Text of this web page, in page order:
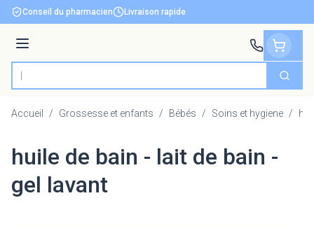
Aller au contenu
Conseil du pharmacien Livraison rapide
Menu
Rechercher
Accueil / Grossesse et enfants / Bébés / Soins et hygiene /
huile de bain - lait de bain -
gel lavant